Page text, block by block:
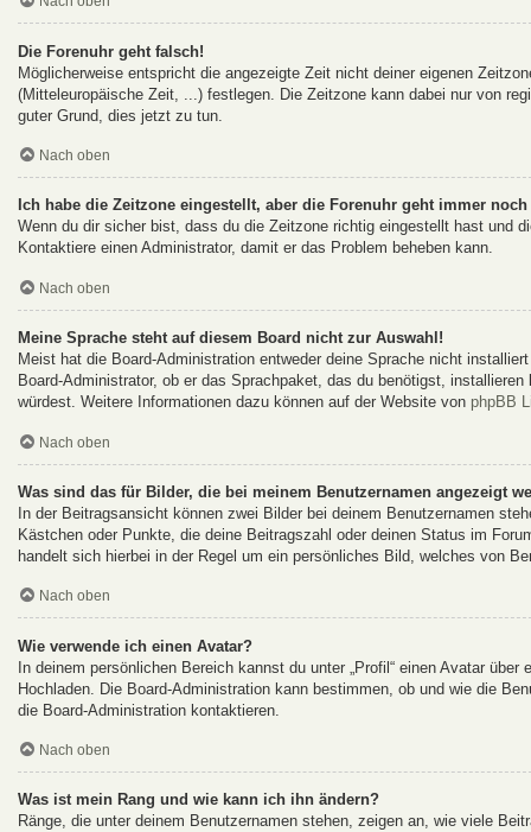
Die Forenuhr geht falsch!
Möglicherweise entspricht die angezeigte Zeit nicht deiner eigenen
(Mitteleuropäische Zeit, ...) festlegen. Die Zeitzone kann dabei nur von
guter Grund, dies jetzt zu tun.
Nach oben
Ich habe die Zeitzone eingestellt, aber die Forenuhr geht immer
Wenn du dir sicher bist, dass du die Zeitzone richtig eingestellt hast und
Kontaktiere einen Administrator, damit er das Problem beheben kann.
Nach oben
Meine Sprache steht auf diesem Board nicht zur Auswahl!
Meist hat die Board-Administration entweder deine Sprache nicht
Board-Administrator, ob er das Sprachpaket, das du benötigst,
würdest. Weitere Informationen dazu können auf der Website von phpBB
Nach oben
Was sind das für Bilder, die bei meinem Benutzernamen angezeigt
In der Beitragsansicht können zwei Bilder bei deinem Benutzernamen
Kästchen oder Punkte, die deine Beitragszahl oder deinen Status im
handelt sich hierbei in der Regel um ein persönliches Bild, welches von
Nach oben
Wie verwende ich einen Avatar?
In deinem persönlichen Bereich kannst du unter „Profil“ einen Avatar
Hochladen. Die Board-Administration kann bestimmen, ob und wie die
die Board-Administration kontaktieren.
Nach oben
Was ist mein Rang und wie kann ich ihn ändern?
Ränge, die unter deinem Benutzernamen stehen, zeigen an, wie viele